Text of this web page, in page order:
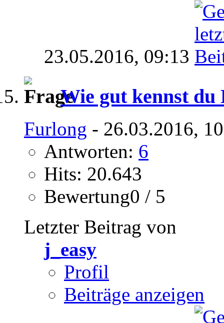
23.05.2016, 09:13
Wie gut kennst
Furlong - 26.03.2016,
Antworten: 6
Hits: 20.643
Bewertung0 / 5
Letzter Beitrag von
j_easy
Profil
Beiträge anzeigen